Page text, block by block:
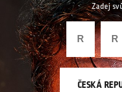
Zadej
ČESKÁ